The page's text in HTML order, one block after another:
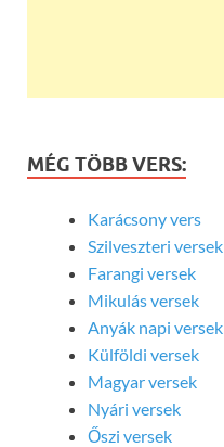
MÉG TÖBB VERS:
Karácsony vers
Szilveszteri versek
Farangi versek
Mikulás versek
Anyák napi versek
Külföldi versek
Magyar versek
Nyári versek
Őszi versek